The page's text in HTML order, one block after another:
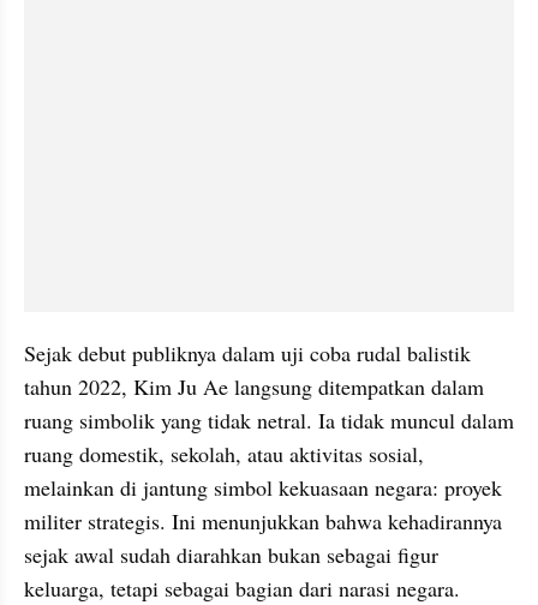
Sejak debut publiknya dalam uji coba rudal balistik
tahun 2022, Kim Ju Ae langsung ditempatkan dalam
ruang simbolik yang tidak netral. Ia tidak muncul dalam
ruang domestik, sekolah, atau aktivitas sosial,
melainkan di jantung simbol kekuasaan negara: proyek
militer strategis. Ini menunjukkan bahwa kehadirannya
sejak awal sudah diarahkan bukan sebagai figur
keluarga, tetapi sebagai bagian dari narasi negara.